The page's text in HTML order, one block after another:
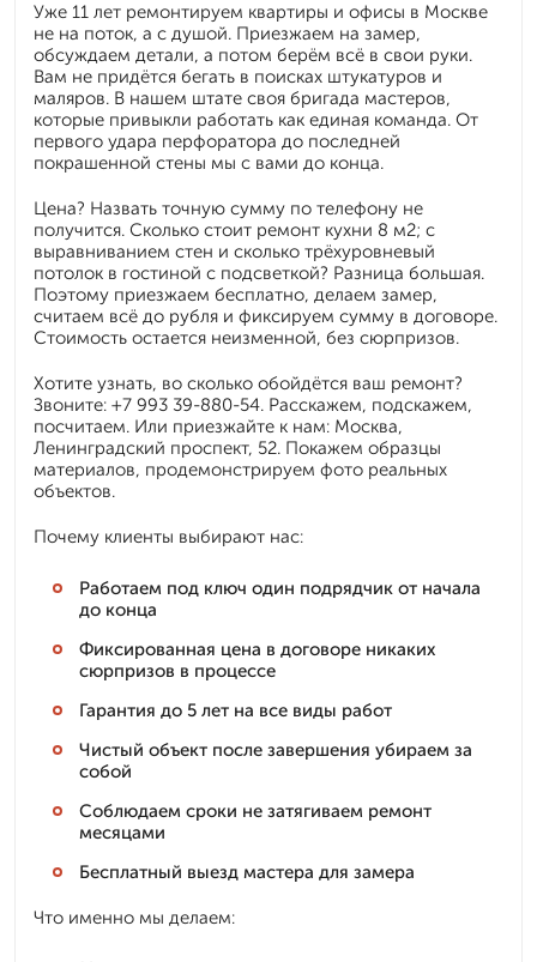
Уже 11 лет ремонтируем квартиры и офисы в Москве
не на поток, а с душой. Приезжаем на замер,
обсуждаем детали, а потом берём всё в свои руки.
Вам не придётся бегать в поисках штукатуров и
маляров. В нашем штате своя бригада мастеров,
которые привыкли работать как единая команда. От
первого удара перфоратора до последней
покрашенной стены мы с вами до конца.
Цена? Назвать точную сумму по телефону не
получится. Сколько стоит ремонт кухни 8 м2; с
выравниванием стен и сколько трёхуровневый
потолок в гостиной с подсветкой? Разница большая.
Поэтому приезжаем бесплатно, делаем замер,
считаем всё до рубля и фиксируем сумму в договоре.
Стоимость остается неизменной, без сюрпризов.
Хотите узнать, во сколько обойдётся ваш ремонт?
Звоните: +7 993 39-880-54. Расскажем, подскажем,
посчитаем. Или приезжайте к нам: Москва,
Ленинградский проспект, 52. Покажем образцы
материалов, продемонстрируем фото реальных
объектов.
Почему клиенты выбирают нас:
Работаем под ключ один подрядчик от начала
до конца
Фиксированная цена в договоре никаких
сюрпризов в процессе
Гарантия до 5 лет на все виды работ
Чистый объект после завершения убираем за
собой
Соблюдаем сроки не затягиваем ремонт
месяцами
Бесплатный выезд мастера для замера
Что именно мы делаем: